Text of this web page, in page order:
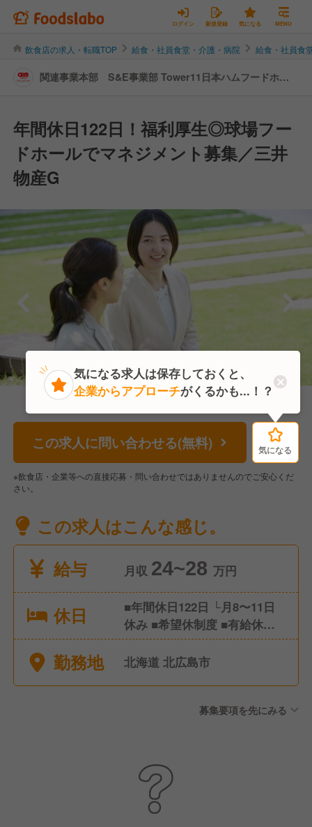
ログイン 新規登録 気になる MENU
飲食店の求人・転職TOP 給食・社員食堂・介護・病院 給食・社員食
関連事業本部 S&E事業部 Tower11日本ハムフードホー
年間休日122日！福利厚生◎球場フー
ドホールでマネジメント募集／三井
物産G
この求人に問い合わせる(無料) 気になる
※飲食店・企業等への直接応募・問い合わせではありませんのでご安心くだ
さい。
この求人はこんな感じ。
給与
月収 24~28 万円
休日
■年間休日122日 └月8〜11日
休み ■希望休制度 ■有給休暇
(社内規定有) ■特別休暇(慶
弔、出産、育児、介護休暇な
勤務地 北海道 北広島市
募集要項を先にみる
気になる
気になる求人は保存しておくと、
企業からアプローチがくるかも...！？